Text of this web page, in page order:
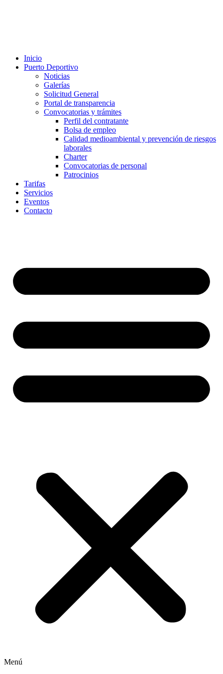
Inicio
Puerto Deportivo
Noticias
Galerías
Solicitud General
Portal de transparencia
Convocatorias y trámites
Perfil del contratante
Bolsa de empleo
Calidad medioambiental y prevención de riesgos
laborales
Charter
Convocatorias de personal
Patrocinios
Tarifas
Servicios
Eventos
Contacto
Menú